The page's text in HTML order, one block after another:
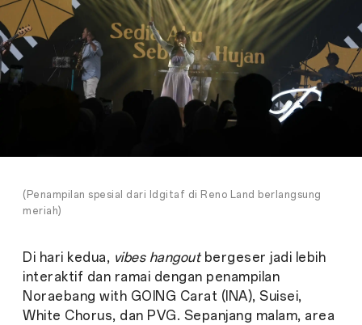
(Penampilan spesial dari Idgitaf di Reno Land berlangsung
meriah)
Di hari kedua, vibes hangoutbergeser jadi lebih
interaktif dan ramai dengan penampilan
Noraebang with GOING Carat (INA), Suisei,
White Chorus, dan PVG. Sepanjang malam, area